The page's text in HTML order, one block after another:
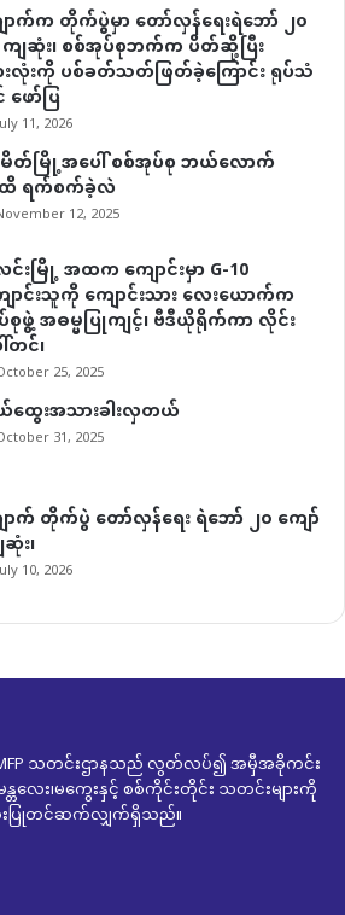
ာက်က တိုက်ပွဲမှာ တော်လှန်ရေးရဲဘော် ၂၀
ကျဆုံး၊ စစ်အုပ်စုဘက်က ပိတ်ဆို့ပြီး
လုံးကို ပစ်ခတ်သတ်ဖြတ်ခဲ့ကြောင်း ရုပ်သံ
ဖော်ပြ
11, 2026
မိတ်မြို့အပေါ် စစ်အုပ်စု ဘယ်လောက်
ရက်စက်ခဲ့လဲ
12, 2025
းမြို့ အထက ကျောင်းမှာ G-10
ာင်းသူကို ကျောင်းသား လေးယောက်က
ဖွဲ့ အဓမ္မပြုကျင့်၊ ဗီဒီယိုရိုက်ကာ လိုင်း
တင်၊
25, 2025
ထွေးအသားခါးလှတယ်
31, 2025
ာက် တိုက်ပွဲ တော်လှန်ရေး ရဲဘော် ၂၀ ကျော်
း၊
10, 2026
- MFP သတင်းဌာနသည် လွတ်လပ်၍ အမှီအခိုကင်း
န္တလေး၊မကွေးနှင့် စစ်ကိုင်းတိုင်း သတင်းများကို
ပြုတင်ဆက်လျှက်ရှိသည်။